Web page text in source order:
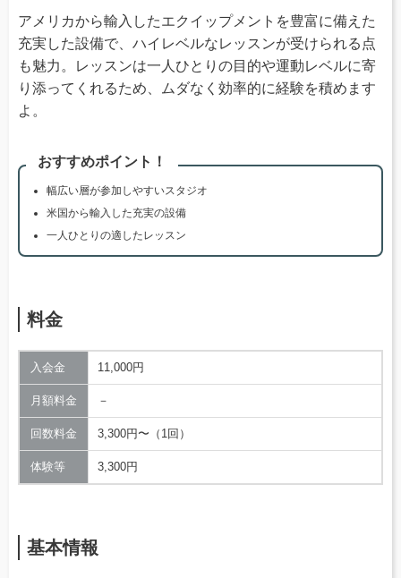
アメリカから輸入したエクイップメントを豊富に備えた
充実した設備で、ハイレベルなレッスンが受けられる点
も魅力。レッスンは一人ひとりの目的や運動レベルに寄
り添ってくれるため、ムダなく効率的に経験を積めます
よ。
おすすめポイント！
幅広い層が参加しやすいスタジオ
米国から輸入した充実の設備
一人ひとりの適したレッスン
料金
入会金 11,000円
月額料金 －
回数料金 3,300円〜（1回）
体験等 3,300円
基本情報